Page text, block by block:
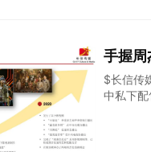
设施。我们认为它们是两个
手握周
$长信传
中私下